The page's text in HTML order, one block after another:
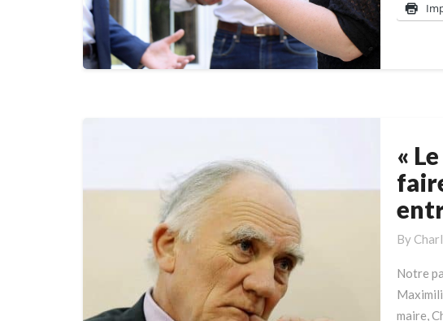
«
Le
rôle
de
l’État
de
faire
faire
«
By
Notre
maire,